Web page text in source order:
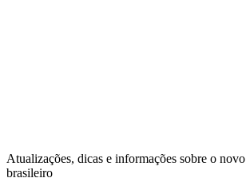
Atualizações, dicas e informações sobre o
brasileiro